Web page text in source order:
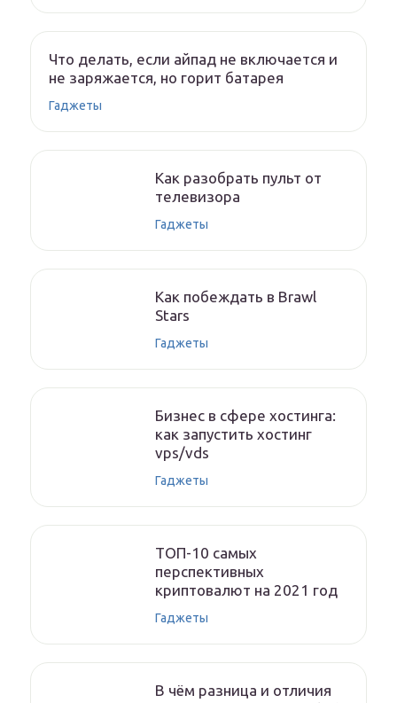
Что делать, если айпад не включается и
не заряжается, но горит батарея
Гаджеты
Как разобрать пульт от
телевизора
Гаджеты
Как побеждать в Brawl
Stars
Гаджеты
Бизнес в сфере хостинга:
как запустить хостинг
vps/vds
Гаджеты
ТОП-10 самых
перспективных
криптовалют на 2021 год
Гаджеты
В чём разница и отличия